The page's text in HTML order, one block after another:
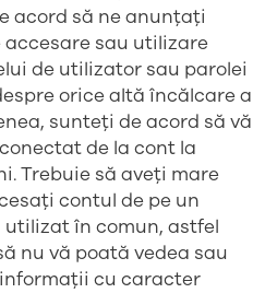
acord să ne anunțați
sau utilizare
de utilizator sau parolei
orice altă încălcare a
sunteți de acord să vă
de la cont la
Trebuie să aveți mare
contul de pe un
în comun, astfel
nu vă poată vedea sau
cu caracter